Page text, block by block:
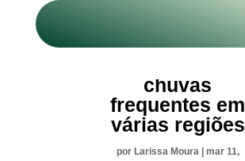
chuvas
frequentes em
várias regiões
por Larissa Moura| mar 11,